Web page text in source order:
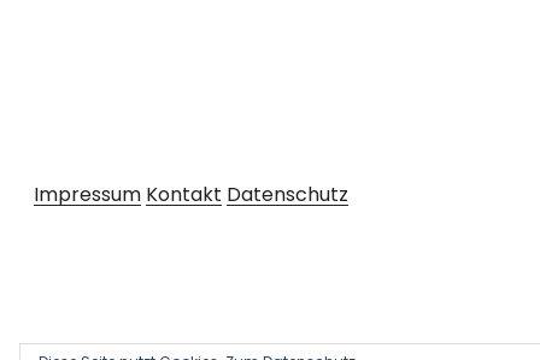
Impressum Kontakt Datenschutz